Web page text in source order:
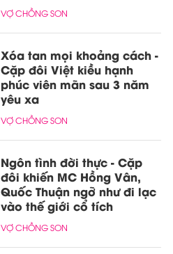
VỢ CHỒNG SON
Xóa tan mọi khoảng cách -
Cặp đôi Việt kiều hạnh
phúc viên mãn sau 3 năm
yêu xa
VỢ CHỒNG SON
Ngôn tình đời thực - Cặp
đôi khiến MC Hồng Vân,
Quốc Thuận ngỡ như đi lạc
vào thế giới cổ tích
VỢ CHỒNG SON